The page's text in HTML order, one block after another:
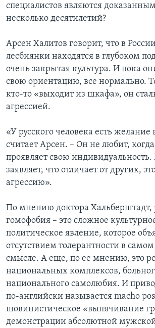
специалистов являются
несколько десятилетий?
Арсен Халитов говорит, что в
лесбиянки находятся в глубоком
очень закрытая культура. И пока
свою ориентацию, все нормально.
кто-то «выходит из шкафа», он
агрессией.
«У русского человека есть желание
считает Арсен. – Он не любит,
проявляет свою индивидуальность.
заявляет, что отличает от других,
агрессию».
По мнению доктора Хальберштадт,
гомофобия – это сложное
политическое явление, которое
отсутствием толерантности в
смысле. А еще, по ее мнению, это
национальных комплексов,
национального самолюбия. И
по-английски называется macho
шовинистическое «выпячивание
демонстрации абсолютной